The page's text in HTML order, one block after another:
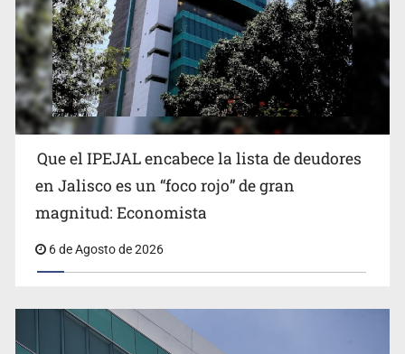
Reporta 627 acciones tras inundación en Balcones de
Oblatos
Ex policía es detenido por agresión y amenzas contra
Que el IPEJAL encabece la lista de deudores
en Jalisco es un “foco rojo” de gran
magnitud: Economista
6 de Agosto de 2026